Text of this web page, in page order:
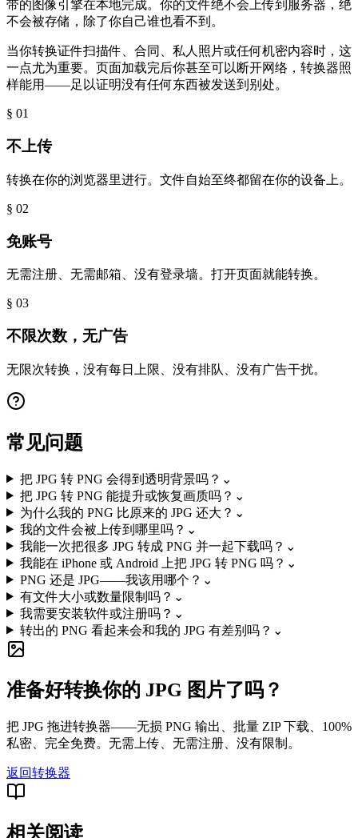
带的图像引擎在本地完成。你的文件绝不会上传到服务器，绝
不会被存储，除了你自己谁也看不到。
当你转换证件扫描件、合同、私人照片或任何机密内容时，这
一点尤为重要。页面加载完后你甚至可以断开网络，转换器照
样能用——足以证明没有任何东西被发送到别处。
§ 01
不上传
转换在你的浏览器里进行。文件自始至终都留在你的设备上。
§ 02
免账号
无需注册、无需邮箱、没有登录墙。打开页面就能转换。
§ 03
不限次数，无广告
无限次转换，没有每日上限、没有排队、没有广告干扰。
常见问题
把 JPG 转 PNG 会得到透明背景吗？ ⌄
把 JPG 转 PNG 能提升或恢复画质吗？ ⌄
为什么我的 PNG 比原来的 JPG 还大？ ⌄
我的文件会被上传到哪里吗？ ⌄
我能一次把很多 JPG 转成 PNG 并一起下载吗？ ⌄
我能在 iPhone 或 Android 上把 JPG 转 PNG 吗？ ⌄
PNG 还是 JPG——我该用哪个？ ⌄
有文件大小或数量限制吗？ ⌄
我需要安装软件或注册吗？ ⌄
转出的 PNG 看起来会和我的 JPG 有差别吗？ ⌄
准备好转换你的 JPG 图片了吗？
把 JPG 拖进转换器——无损 PNG 输出、批量 ZIP 下载、100%
私密、完全免费。无需上传、无需注册、没有限制。
返回转换器
相关阅读